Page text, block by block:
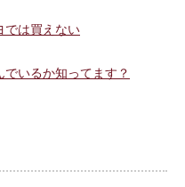
は買えない
でいるか知ってます？